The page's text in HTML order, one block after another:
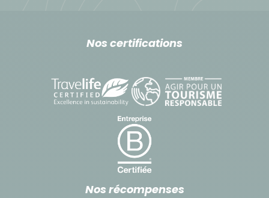
Nos certifications
Nos récompenses